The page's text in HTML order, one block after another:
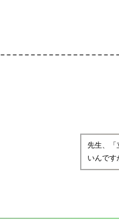
先生、「
いんです